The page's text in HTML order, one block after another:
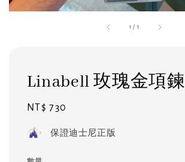
1 / 1
Linabell 玫瑰金項鍊
Regular
NT$ 730
保證迪士尼正版